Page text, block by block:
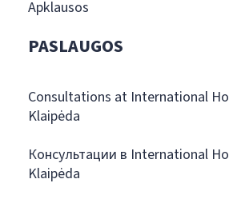
Apklausos
PASLAUGOS
Consultations at International
Klaipėda
Консультации в International
Klaipėda